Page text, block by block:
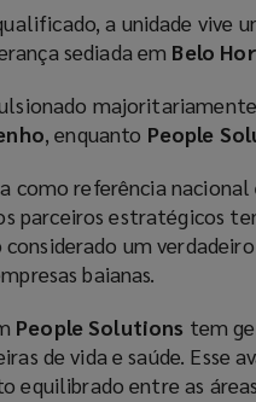
a unidade vive
sediada em Belo
, enquanto People
como referência nacional
parceiros estratégicos
um verdadeiro
baianas.
People Solutions tem
de vida e saúde. Esse
equilibrado entre as